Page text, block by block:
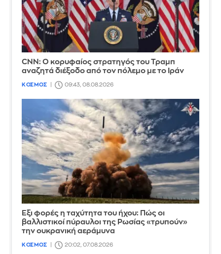
CNN: Ο κορυφαίος στρατηγός του Τραμπ
αναζητά διέξοδο από τον πόλεμο με το Ιράν
ΚΟΣΜΟΣ 09:43, 08.08.2026
Έξι φορές η ταχύτητα του ήχου: Πώς οι
βαλλιστικοί πύραυλοι της Ρωσίας «τρυπούν»
την ουκρανική αεράμυνα
ΚΟΣΜΟΣ 20:02, 07.08.2026